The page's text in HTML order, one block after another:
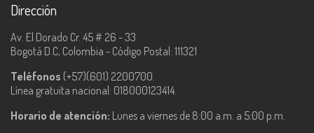
Dirección
Av. El Dorado Cr. 45 # 26 - 33
Bogotá D.C, Colombia - Código Postal: 111321
Teléfonos (+57)(601) 2200700.
Línea gratuita nacional: 018000123414.
Horario de atención: Lunes a viernes de 8:00 a.m. a 5:00 p.m.